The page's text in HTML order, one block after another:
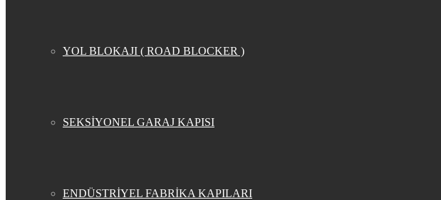
YOL BLOKAJI ( ROAD BLOCKER )
SEKSİYONEL GARAJ KAPISI
ENDÜSTRİYEL FABRİKA KAPILARI